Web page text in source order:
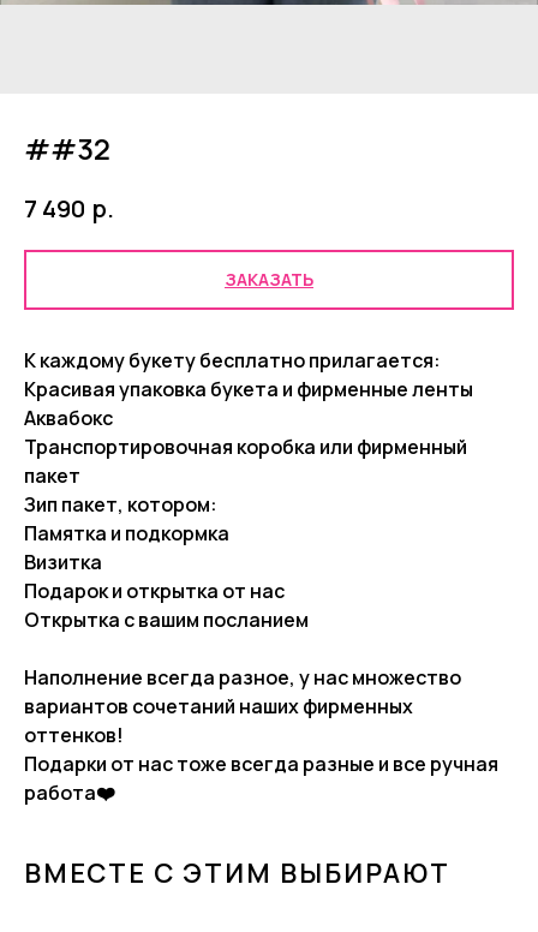
##32
7 490 р.
ЗАКАЗАТЬ
К каждому букету бесплатно прилагается:
Красивая упаковка букета и фирменные ленты
Аквабокс
Транспортировочная коробка или фирменный
пакет
Зип пакет, котором:
Памятка и подкормка
Визитка
Подарок и открытка от нас
Открытка с вашим посланием
Наполнение всегда разное, у нас множество
вариантов сочетаний наших фирменных
оттенков!
Подарки от нас тоже всегда разные и все ручная
работа❤️
ВМЕСТЕ С ЭТИМ ВЫБИРАЮТ